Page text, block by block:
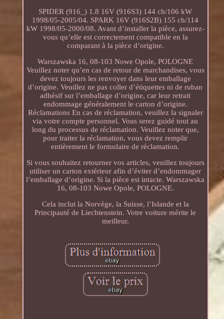
SPIDER (916_) 1.8 16V (916S3) 144 ch/106 kW
1998/05-2005/04. SPARK 16V (916S2B) 155 ch/114
kW 1998/05-2000/08. Avant d’installer la pièce, assurez-
vous qu’elle est correctement compatible en la
comparant à la pièce d’origine.
Warszawska 16, 08-103 Nowe Opole, POLOGNE
Veuillez noter qu’en cas de retour de marchandises, vous
devez toujours les renvoyer dans leur emballage
d’origine. Veuillez ne pas coller d’étiquettes ni de ruban
adhésif sur l’emballage d’origine, car leur retrait
endommage généralement le carton d’origine.
Réclamations En cas de réclamation, veuillez la signaler
via votre compte personnel. Vous serez guidé tout au
long du processus de réclamation. Veuillez noter que,
pour traiter la réclamation, vous devez remplir
entièrement le formulaire de réclamation.
Si vous souhaitez retourner vos articles, veuillez toujours
utiliser un carton extérieur afin d’éviter d’endommager
l’emballage d’origine. Si la pièce est intacte. Warszawska
16, 08-103 Nowe Opole, POLOGNE.
Cela inclut la Norvège, la Suisse, l’Islande et la
Principauté de Liechtenstein. Votre voiture mérite le
meilleur.